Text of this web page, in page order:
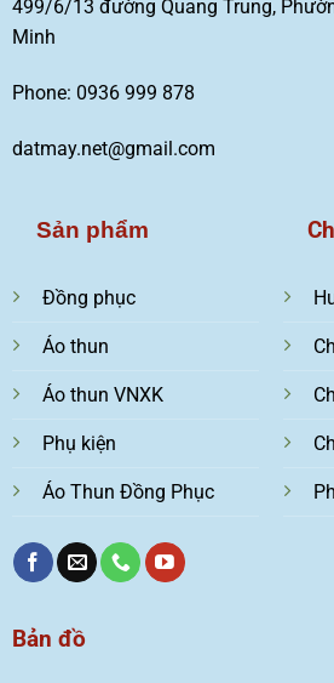
499/6/13 đường Quang Trung,
Minh
Phone: 0936 999 878
datmay.net@gmail.com
Sản phẩm
Đồng phục
Áo thun
Áo thun VNXK
Phụ kiện
Áo Thun Đồng Phục
Bản đồ